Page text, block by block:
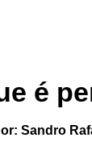
é
Sandro